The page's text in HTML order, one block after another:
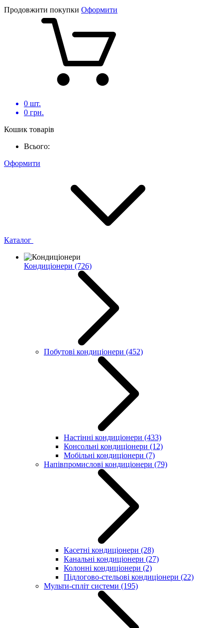
Продовжити покупки Оформити
0 шт.
0 грн.
Кошик товарів
Всього:
Оформити
Каталог
Кондиціонери (726)
Побутові кондиціонери (452)
Настінні кондиціонери (433)
Консольні кондиціонери (12)
Мобільні кондиціонери (7)
Напівпромислові кондиціонери (79)
Касетні кондиціонери (28)
Канальні кондиціонери (27)
Колонні кондиціонери (2)
Підлогово-стельові кондиціонери (22)
Мульти-спліт системи (195)